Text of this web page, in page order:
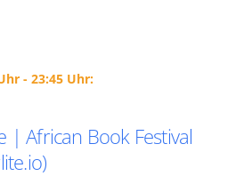
- 23:45 Uhr:
| African Book Festival